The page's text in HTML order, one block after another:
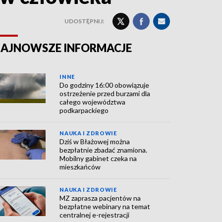
UDOSTĘPNIJ:
INFORMACJE
INNE
Do godziny 16:00 obowiązuje
ostrzeżenie przed burzami dla
całego województwa
podkarpackiego
NAUKA I ZDROWIE
Dziś w Błażowej można
bezpłatnie zbadać znamiona.
Mobilny gabinet czeka na
mieszkańców
NAUKA I ZDROWIE
MZ zaprasza pacjentów na
bezpłatne webinary na temat
centralnej e-rejestracji